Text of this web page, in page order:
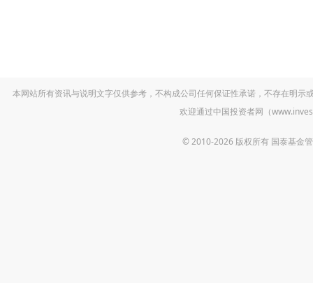
本网站所有资讯与说明文字仅供参考，不构成公司任何保证性承诺，不存在明
欢迎通过中国投资者网（
© 2010-2026 版权所有 国泰基金